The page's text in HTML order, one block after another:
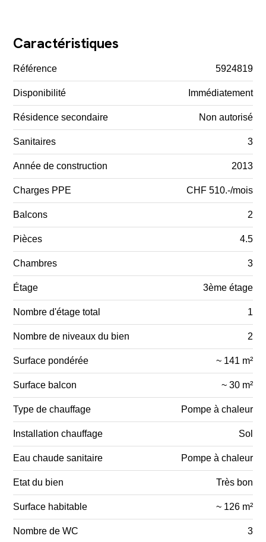
Caractéristiques
Référence 5924819
Disponibilité Immédiatement
Résidence secondaire Non autorisé
Sanitaires 3
Année de construction 2013
Charges PPE CHF 510.-/mois
Balcons 2
Pièces 4.5
Chambres 3
Étage 3ème étage
Nombre d'étage total 1
Nombre de niveaux du bien 2
Surface pondérée ~ 141 m²
Surface balcon ~ 30 m²
Type de chauffage Pompe à chaleur
Installation chauffage Sol
Eau chaude sanitaire Pompe à chaleur
Etat du bien Très bon
Surface habitable ~ 126 m²
Nombre de WC 3